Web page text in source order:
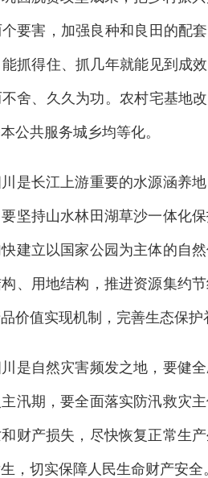
要害，加强良种和良田的配
抓得住、抓几年就能见到成
舍、久久为功。农村宅基地
公共服务城乡均等化。
是长江上游重要的水源涵养
坚持山水林田湖草沙一体化
建立以国家公园为主体的自
、用地结构，推进资源集约
价值实现机制，完善生态保
是自然灾害频发之地，要健
汛期，要全面落实防汛救灾
财产损失，尽快恢复正常生
，切实保障人民生命财产安全